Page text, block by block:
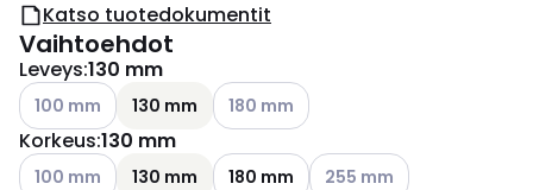
Katso tuotedokumentit
Vaihtoehdot
Leveys:130 mm
Katso käytettävissä olevat vaihtoehdot
100 mm 130 mm Katso käytettävissä olevat
180 mm
Korkeus:130 mm
Katso käytettävissä olevat vaihtoehdot
100 mm 130 mm 180 mm Katso käytettävissä
255 mm